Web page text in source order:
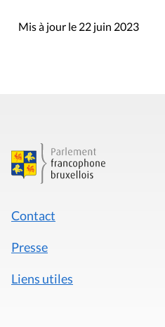
Mis à jour le 22 juin 2023
Contact
Presse
Liens utiles